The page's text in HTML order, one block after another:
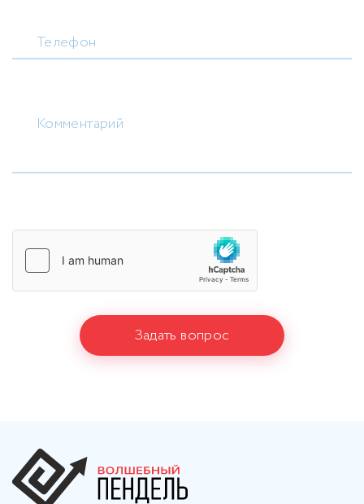
Телефон
Комментарий
Задать вопрос